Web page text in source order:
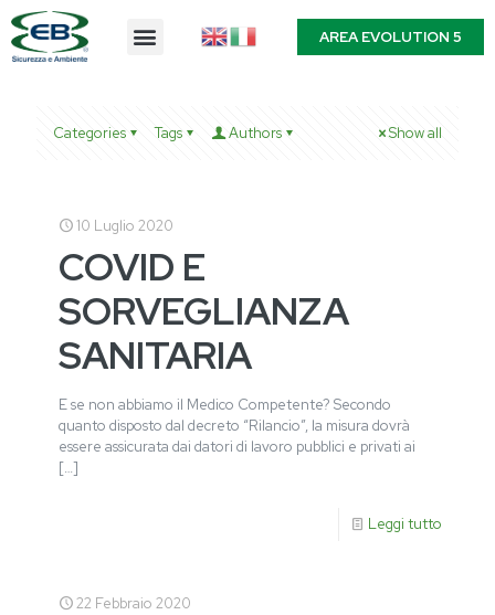
AREA EVOLUTION 5
Categories Tags Authors Show all
10 Luglio 2020
COVID E
SORVEGLIANZA
SANITARIA
E se non abbiamo il Medico Competente? Secondo
quanto disposto dal decreto “Rilancio”, la misura dovrà
essere assicurata dai datori di lavoro pubblici e privati ai
[…]
Leggi tutto
22 Febbraio 2020